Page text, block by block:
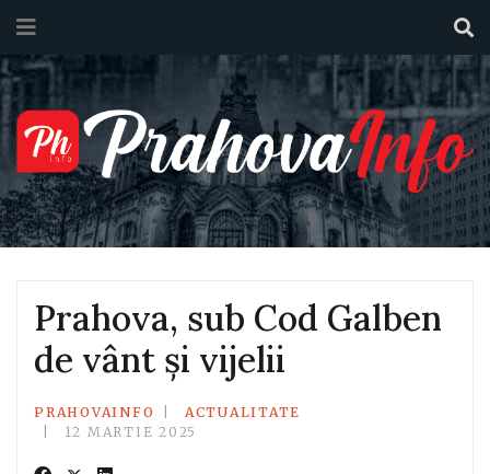
Prahova, sub Cod Galben
de vânt și vijelii
PRAHOVAINFO
ACTUALITATE
12 MARTIE 2025